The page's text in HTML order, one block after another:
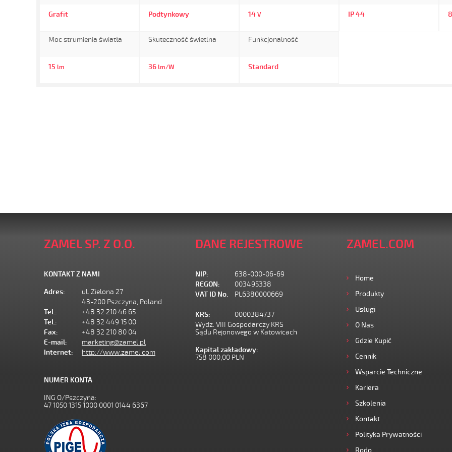
Grafit Podtynkowy 14 V IP 44
Moc strumienia światła
15 lm
Skuteczność świetlna
36 lm/W
Funkcjonalność
Standard
ZAMEL SP. Z O.O.
KONTAKT Z NAMI
Adres:
ul. Zielona 27
43-200 Pszczyna, Poland
Tel.:
+48 32 210 46 65
Tel.:
+48 32 449 15 00
Fax:
+48 32 210 80 04
E-mail:
marketing@zamel.pl
Internet:
http://www.zamel.com
NUMER KONTA
ING O/Pszczyna:
47 1050 1315 1000 0001 0144 6367
DANE REJESTROWE
NIP:
638-000-06-69
REGON:
003495338
VAT ID No.
PL6380000669
KRS:
0000384737
Wydz. VIII Gospodarczy KRS
Sądu Rejonowego w Katowicach
Kapital zakładowy:
758 000,00 PLN
ZAMEL.COM
Home
Produkty
Usługi
O Nas
Gdzie Kupić
Cennik
Wsparcie Techniczne
Kariera
Szkolenia
Kontakt
Polityka Prywatności
Rodo